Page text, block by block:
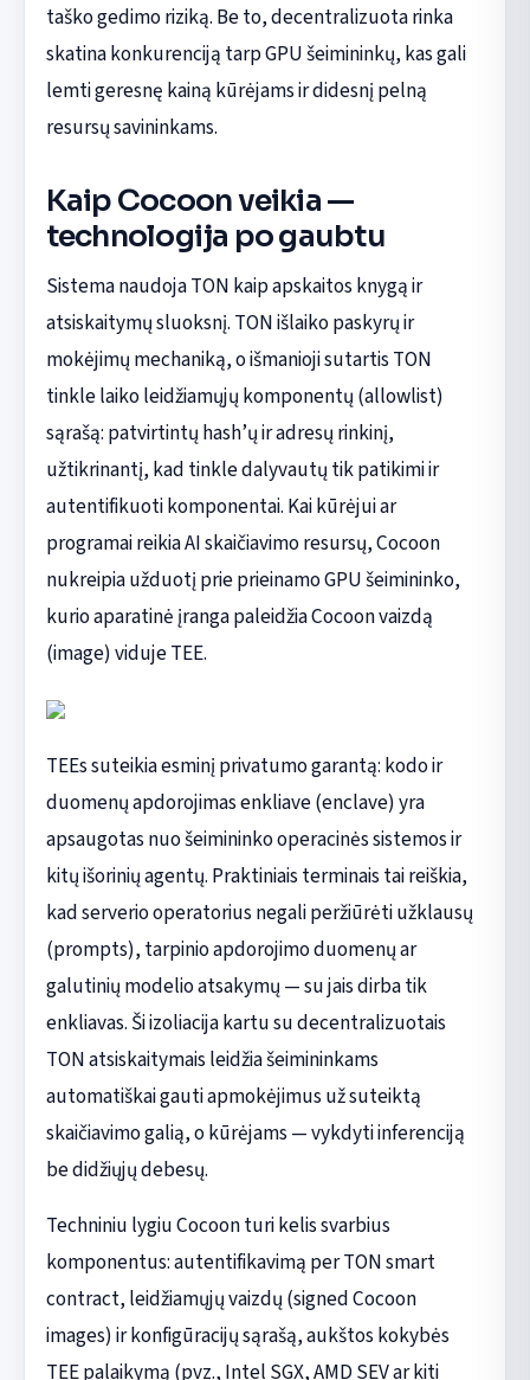
taško gedimo riziką. Be to, decentralizuota rinka
skatina konkurenciją tarp GPU šeimininkų, kas gali
lemti geresnę kainą kūrėjams ir didesnį pelną
resursų savininkams.
Kaip Cocoon veikia —
technologija po gaubtu
Sistema naudoja TON kaip apskaitos knygą ir
atsiskaitymų sluoksnį. TON išlaiko paskyrų ir
mokėjimų mechaniką, o išmanioji sutartis TON
tinkle laiko leidžiamųjų komponentų (allowlist)
sąrašą: patvirtintų hash’ų ir adresų rinkinį,
užtikrinantį, kad tinkle dalyvautų tik patikimi ir
autentifikuoti komponentai. Kai kūrėjui ar
programai reikia AI skaičiavimo resursų, Cocoon
nukreipia užduotį prie prieinamo GPU šeimininko,
kurio aparatinė įranga paleidžia Cocoon vaizdą
(image) viduje TEE.
TEEs suteikia esminį privatumo garantą: kodo ir
duomenų apdorojimas enkliave (enclave) yra
apsaugotas nuo šeimininko operacinės sistemos ir
kitų išorinių agentų. Praktiniais terminais tai reiškia,
kad serverio operatorius negali peržiūrėti užklausų
(prompts), tarpinio apdorojimo duomenų ar
galutinių modelio atsakymų — su jais dirba tik
enkliavas. Ši izoliacija kartu su decentralizuotais
TON atsiskaitymais leidžia šeimininkams
automatiškai gauti apmokėjimus už suteiktą
skaičiavimo galią, o kūrėjams — vykdyti inferenciją
be didžiųjų debesų.
Techniniu lygiu Cocoon turi kelis svarbius
komponentus: autentifikavimą per TON smart
contract, leidžiamųjų vaizdų (signed Cocoon
images) ir konfigūracijų sąrašą, aukštos kokybės
TEE palaikymą (pvz., Intel SGX, AMD SEV ar kiti